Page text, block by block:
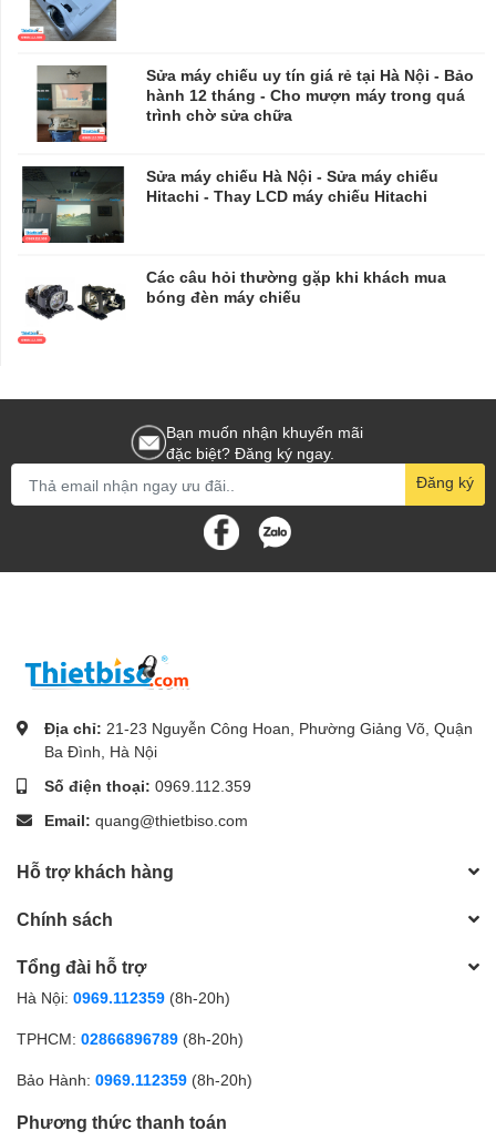
Sửa máy chiếu uy tín giá rẻ tại Hà Nội - Bảo
hành 12 tháng - Cho mượn máy trong quá
trình chờ sửa chữa
​​​​​​​Sửa máy chiếu Hà Nội - Sửa máy chiếu
Hitachi - Thay LCD máy chiếu Hitachi
Các câu hỏi thường gặp khi khách mua
bóng đèn máy chiếu
Bạn muốn nhận khuyến mãi
đặc biệt? Đăng ký ngay.
Đăng ký
Địa chỉ: 21-23 Nguyễn Công Hoan, Phường Giảng Võ, Quận
Ba Đình, Hà Nội
Số điện thoại: 0969.112.359
Email: quang@thietbiso.com
Hỗ trợ khách hàng
Chính sách
Tổng đài hỗ trợ
Hà Nội: 0969.112359 (8h-20h)
TPHCM: 02866896789 (8h-20h)
Bảo Hành: 0969.112359 (8h-20h)
Phương thức thanh toán